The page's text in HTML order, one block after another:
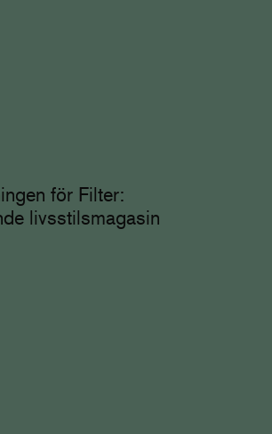
för Filter:
livsstilsmagasin